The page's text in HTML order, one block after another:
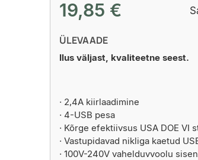
19,85 €
ÜLEVAADE
Ilus väljast, kvaliteetne seest.
· 2,4A kiirlaadimine
· 4-USB pesa
· Kõrge efektiivsus USA DOE VI
· Vastupidavad nikliga kaetud
· 100V-240V vahelduvvoolu